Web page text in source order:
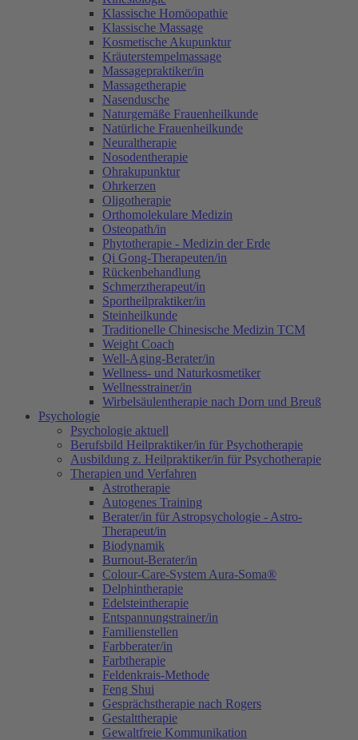
Klassische Homöopathie
Klassische Massage
Kosmetische Akupunktur
Kräuterstempelmassage
Massagepraktiker/in
Massagetherapie
Nasendusche
Naturgemäße Frauenheilkunde
Natürliche Frauenheilkunde
Neuraltherapie
Nosodentherapie
Ohrakupunktur
Ohrkerzen
Oligotherapie
Orthomolekulare Medizin
Osteopath/in
Phytotherapie - Medizin der Erde
Qi Gong-Therapeuten/in
Rückenbehandlung
Schmerztherapeut/in
Sportheilpraktiker/in
Steinheilkunde
Traditionelle Chinesische Medizin TCM
Weight Coach
Well-Aging-Berater/in
Wellness- und Naturkosmetiker
Wellnesstrainer/in
Wirbelsäulentherapie nach Dorn und Breuß
Psychologie
Psychologie aktuell
Berufsbild Heilpraktiker/in für Psychotherapie
Ausbildung z. Heilpraktiker/in für Psychotherapie
Therapien und Verfahren
Astrotherapie
Autogenes Training
Berater/in für Astropsychologie - Astro-
Therapeut/in
Biodynamik
Burnout-Berater/in
Colour-Care-System Aura-Soma®
Delphintherapie
Edelsteintherapie
Entspannungstrainer/in
Familienstellen
Farbberater/in
Farbtherapie
Feldenkrais-Methode
Feng Shui
Gesprächstherapie nach Rogers
Gestalttherapie
Gewaltfreie Kommunikation